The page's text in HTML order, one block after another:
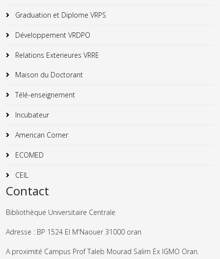
Graduation et Diplome VRPS
Développement VRDPO
Relations Exterieures VRRE
Maison du Doctorant
Télé-enseignement
Incubateur
American Corner
ECOMED
CEIL
Contact
Bibliothèque Universitaire Centrale
Adresse : BP 1524 El M'Naouer 31000 oran
A proximité Campus Prof Taleb Mourad Salim Ex IGMO Oran.